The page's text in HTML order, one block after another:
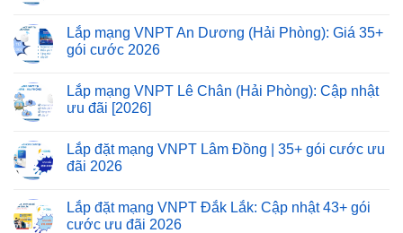
Lắp mạng VNPT An Dương (Hải Phòng): Giá 35+
gói cước 2026
Lắp mạng VNPT Lê Chân (Hải Phòng): Cập nhật
ưu đãi [2026]
Lắp đặt mạng VNPT Lâm Đồng | 35+ gói cước ưu
đãi 2026
Lắp đặt mạng VNPT Đắk Lắk: Cập nhật 43+ gói
cước ưu đãi 2026